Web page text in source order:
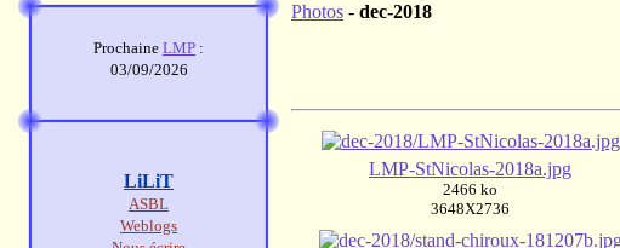
Photos - dec-2018
LMP-StNicolas-2018a.jpg
2466 ko
3648X2736
Prochaine LMP :
03/09/2026
LiLiT
ASBL
Weblogs